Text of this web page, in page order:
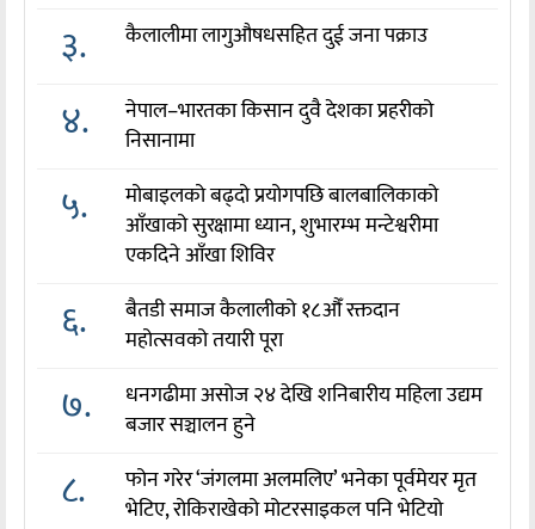
३. कैलालीमा लागुऔषधसहित दुई जना पक्राउ
४.
नेपाल–भारतका किसान दुवै देशका प्रहरीको
निसानामा
५.
मोबाइलको बढ्दो प्रयोगपछि बालबालिकाको
आँखाको सुरक्षामा ध्यान, शुभारम्भ मन्टेश्वरीमा
एकदिने आँखा शिविर
६.
बैतडी समाज कैलालीको १८औँ रक्तदान
महोत्सवको तयारी पूरा
७.
धनगढीमा असोज २४ देखि शनिबारीय महिला उद्यम
बजार सञ्चालन हुने
८.
फोन गरेर ‘जंगलमा अलमलिए’ भनेका पूर्वमेयर मृत
भेटिए, रोकिराखेको मोटरसाइकल पनि भेटियो